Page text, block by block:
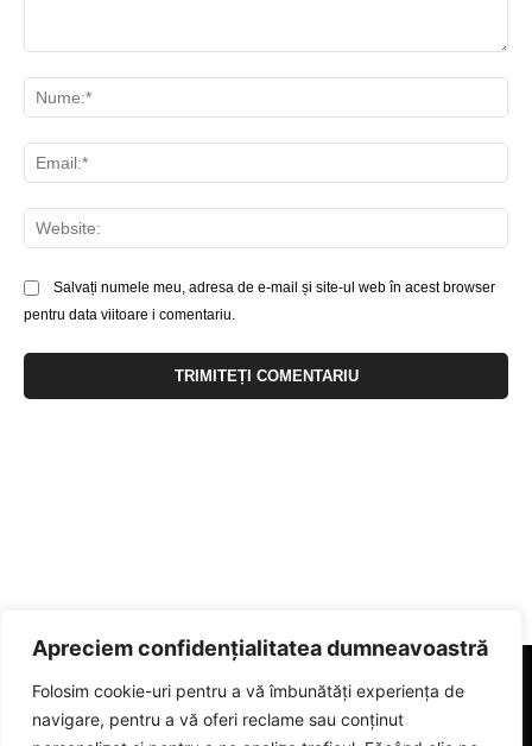
Apreciem confidențialitatea dumneavoastră
Folosim cookie-uri pentru a vă îmbunătăți experiența de
navigare, pentru a vă oferi reclame sau conținut
Salvați numele meu, adresa de e-mail și site-ul web în acest browser
pentru data viitoare i comentariu.